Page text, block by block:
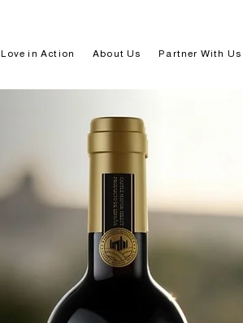
Love in Action About Us Partner With Us